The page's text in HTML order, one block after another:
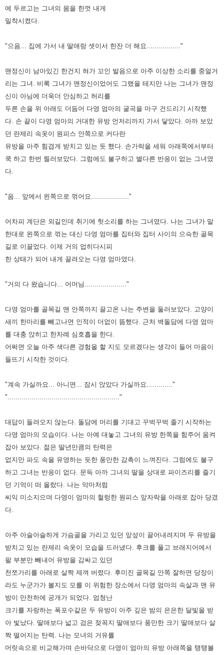
에 두르고는 그녀의 몸을 한껏 내게
밀착시켰다.
"으음... 집에 가서 내 딸애랑 셋이서 한잔 더 해요................."
맨정신이 남아있긴 한건지 혀가 꼬인 발음으로 아주 이상한 소리를 중얼거
리는 그녀. 비록 그녀가 맨정신이었어도 그랬을 테지만 나는 그녀가 맨정
신이 아님에 더욱더 안심하고 허리를
두른 손을 위 아래도 더듬어 다영 엄마의 굴곡을 마구 건드리기 시작했
다. 손 끝이 다영 엄마의 거대한 유방 언저리까지 가서 닿았다. 아까 보았
던 란제리 속옷이 원피스 안쪽으로 커다란
유방을 아주 힘겹게 받치고 있는 듯 했다. 손가락을 세워 아래쪽에서부터
쿡 하고 한번 찔러보았다. 그럼에도 불구하고 별다른 반응이 없는 그녀였
다.
"음... 앞에서 왼쪽으로 꺾어요..................."
어차피 계단은 외길인데 취기에 헛소리를 하는 그녀였다. 나는 그녀가 말
한대로 왼쪽으로 꺾는 대신 다영 엄마를 집터와 집터 사이의 으슥한 골목
길로 이끌었다. 이제 거의 업히다시피
한 상태가 되어 내게 끌려오는 다영 엄마였다.
"거의 다 왔습니다... 어머님....................."
다영 엄마를 골목길 맨 안쪽까지 끌고온 나는 주변을 둘러보았다. 고양이
새끼 한마리를 빼고나면 인적이 더없이 뜸했다. 근처 벽돌담에 다영 엄마
를 대충 앉히고 한차례 심호흡을 한다.
어쩌면 오늘 아주 색다른 경험을 할 지도 모르겠다는 생각이 들어 마음이
들뜨기 시작한 것이다.
"계속 가실까요... 아니면... 잠시 앉았다 가실까요............."
"........................................................"
대답이 들려오지 않는다. 돌담에 머리를 기대고 꾸벅꾸벅 졸기 시작하는
다영 엄마의 모습이다. 나는 아예 대놓고 그녀의 유방 한쪽을 힘주어 움켜
잡아 보았다. 젊은 딸년만큼의 탄력은
없지만 파도 속을 유영하는 듯한 풍만한 감촉이 느껴진다. 그럼에도 불구
하고 그녀는 반응이 없다. 문득 아까 그녀의 딸을 상대로 파이즈리를 즐기
던 기억이 떠 올랐다. 나는 악마처럼
씨익 미소지으며 다영이 엄마의 헐렁한 원피스 앞자락을 아래로 잡아 당겼
다.
아주 아슬아슬하게 가슴골을 가리고 있던 앞섶이 끌어내려지며 두 유방을
받치고 있는 란제리 속옷이 모습을 드러냈다. 후크를 풀고 브래지어에서
팔 부분만 빼내어 유방을 감싸고 있던
천쪼가리를 아래로 살짝 제껴 버렸다. 후미진 골목길 안쪽 잘하면 당장이
라도 누군가가 볼지도 모를 이 위험한 장소에서 다영 엄마의 속살과 맨 유
방이 만천하에 공개가 되었다. 엄청난
크기를 자랑하는 폭포수같은 두 유방이 아주 깊은 밤의 은은한 달빛을 받
아 빛났다. 딸애보다 넓고 검은 젖꼭지 딸애보다 풍만한 크기 딸애보다 살
짝 떨어지는 탄력. 나는 모녀의 거유를
머릿속으로 비교해가며 손바닥으로 다영이 엄마의 유방 아래쪽을 탱탱볼